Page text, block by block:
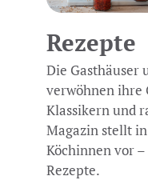
Rezepte
Die Gasthäuser
verwöhnen ihre
Klassikern und
Magazin stellt
Köchinnen vor –
Rezepte.